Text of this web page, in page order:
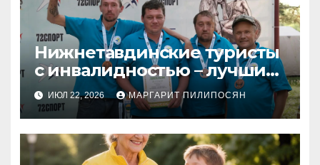
Нижнетавдинские туристы
с инвалидностью – лучшие
в регионе!
ИЮЛ 22, 2026 МАРГАРИТ ПИЛИПОСЯН